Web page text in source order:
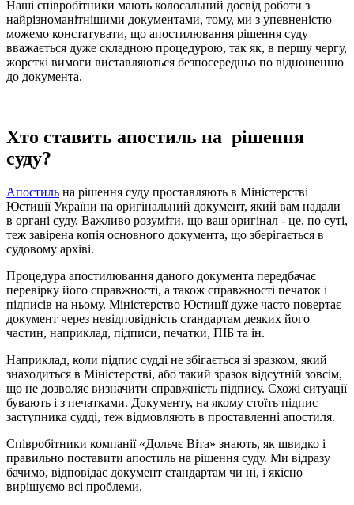
Наші співробітники мають колосальний досвід роботи з
найрізноманітнішими документами, тому, ми з упевненістю
можемо констатувати, що апостилювання рішення суду
вважається дуже складною процедурою, так як, в першу чергу,
жорсткі вимоги виставляються безпосередньо по відношенню
до документа.
Хто ставить апостиль на рішення
суду?
Апостиль на рішення суду проставляють в Міністерстві
Юстиції України на оригінальний документ, який вам надали
в органі суду. Важливо розуміти, що ваш оригінал - це, по суті,
теж завірена копія основного документа, що зберігається в
судовому архіві.
Процедура апостилювання даного документа передбачає
перевірку його справжності, а також справжності печаток і
підписів на ньому. Міністерство Юстиції дуже часто повертає
документ через невідповідність стандартам деяких його
частин, наприклад, підписи, печатки, ПІБ та ін.
Наприклад, коли підпис судді не збігається зі зразком, який
знаходиться в Міністерстві, або такий зразок відсутній зовсім,
що не дозволяє визначити справжність підпису. Схожі ситуації
бувають і з печатками. Документу, на якому стоїть підпис
заступника судді, теж відмовляють в проставленні апостиля.
Співробітники компанії «Дольчє Віта» знають, як швидко і
правильно поставити апостиль на рішення суду. Ми відразу
бачимо, відповідає документ стандартам чи ні, і якісно
вирішуємо всі проблеми.